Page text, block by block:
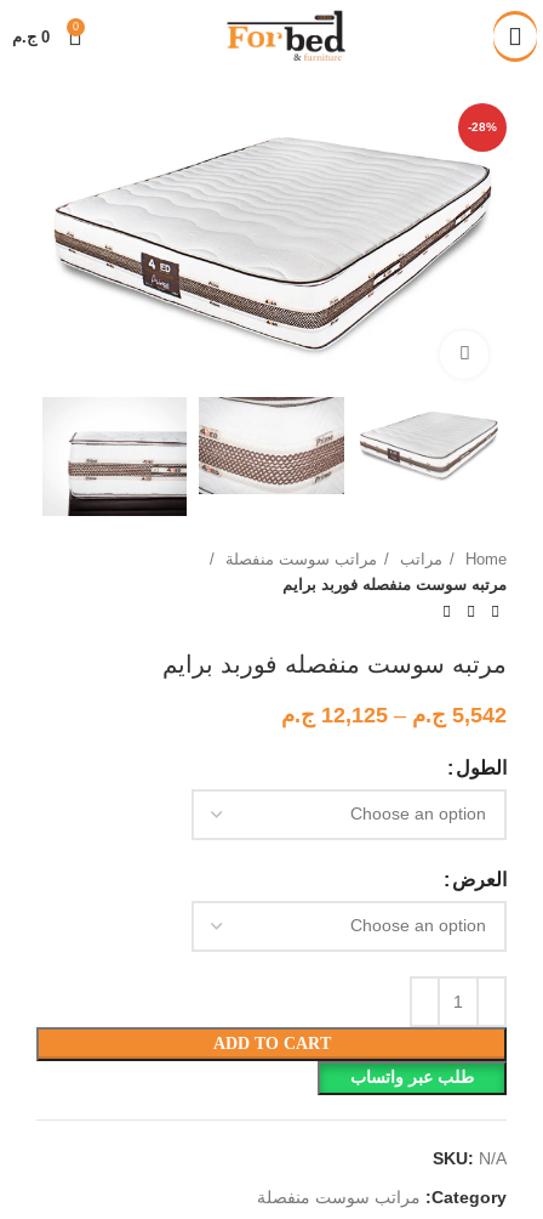
0
0 ج.م
-28%
Click to enlarge
Home مراتب
مراتب سوست منفصلة
مرتبه سوست منفصله فوربد برايم
مرتبه سوست منفصله فوربد برايم
5,542 ج.م –
12,125 ج.م
الطول
العرض
ADD TO CART
طلب عبر واتساب
SKU: N/A
Category:
مراتب سوست منفصلة
خصم 28% على جميع المنتجات